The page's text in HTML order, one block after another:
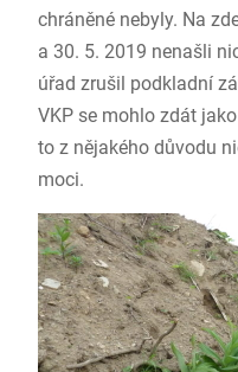
chráněné nebyly. Na
a 30. 5. 2019 nenašli
úřad zrušil podkladní
VKP se mohlo zdát
to z nějakého důvodu
moci.